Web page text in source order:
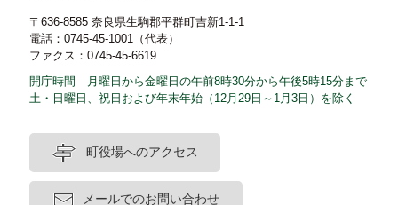
〒636-8585 奈良県生駒郡平群町吉新1-1-1
電話：0745-45-1001（代表）
ファクス：0745-45-6619
開庁時間 月曜日から金曜日の午前8時30分から午後5時15分まで
土・日曜日、祝日および年末年始（12月29日～1月3日）を除く
町役場へのアクセス
メールでのお問い合わせ